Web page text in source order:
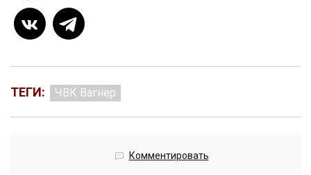
ТЕГИ: ЧВК Вагнер
Комментировать